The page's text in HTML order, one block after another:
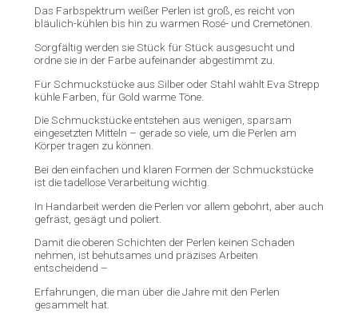
Das Farbspektrum weißer Perlen ist groß, es reicht von
bläulich-kühlen bis hin zu warmen Rosé- und Cremetönen.
Sorgfältig werden sie Stück für Stück ausgesucht und
ordne sie in der Farbe aufeinander abgestimmt zu.
Für Schmuckstücke aus Silber oder Stahl wählt Eva Strepp
kühle Farben, für Gold warme Töne.
Die Schmuckstücke entstehen aus wenigen, sparsam
eingesetzten Mitteln – gerade so viele, um die Perlen am
Körper tragen zu können.
Bei den einfachen und klaren Formen der Schmuckstücke
ist die tadellose Verarbeitung wichtig.
In Handarbeit werden die Perlen vor allem gebohrt, aber auch
gefräst, gesägt und poliert.
Damit die oberen Schichten der Perlen keinen Schaden
nehmen, ist behutsames und präzises Arbeiten
entscheidend –
Erfahrungen, die man über die Jahre mit den Perlen
gesammelt hat.